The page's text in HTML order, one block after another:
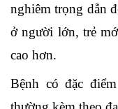
nghiêm trọng dẫn
ở người lớn, trẻ
cao hơn.
Bệnh có đặc